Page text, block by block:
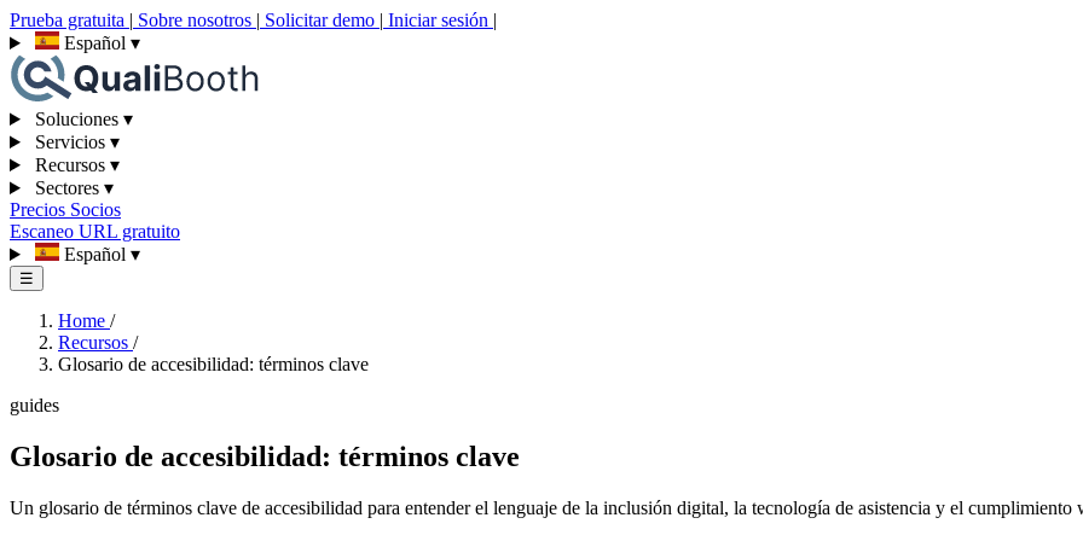
Prueba gratuita | Sobre nosotros | Solicitar demo | Iniciar sesión |
Español ▾
Soluciones ▾
Servicios ▾
Recursos ▾
Sectores ▾
Precios Socios
Escaneo URL gratuito
Español ▾
☰
Home /
Recursos /
Glosario de accesibilidad: términos clave
guides
Glosario de accesibilidad: términos clave
Un glosario de términos clave de accesibilidad para entender el lenguaje de la inclusión digital, la tecnología de asistencia y el cumplimiento